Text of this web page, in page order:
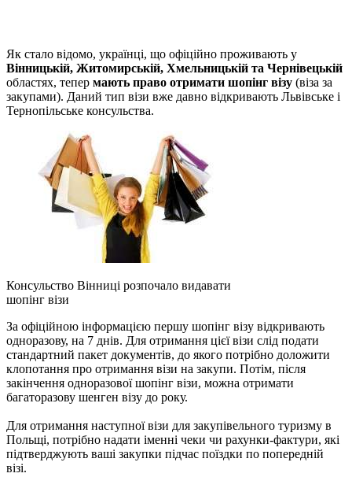
Як стало відомо, українці, що офіційно проживають у
Вінницькій, Житомирській, Хмельницькій та Чернівецькій
областях, тепер мають право отримати шопінг візу (віза за
закупами). Даний тип візи вже давно відкривають Львівське і
Тернопільське консульства.
Консульство Вінниці розпочало видавати
шопінг візи
За офіційною інформацією першу шопінг візу відкривають
одноразову, на 7 днів. Для отримання цієї візи слід подати
стандартний пакет документів, до якого потрібно доложити
клопотання про отримання візи на закупи. Потім, після
закінчення одноразової шопінг візи, можна отримати
багаторазову шенген візу до року.
Для отримання наступної візи для закупівельного туризму в
Польщі, потрібно надати іменні чеки чи рахунки-фактури, які
підтверджують ваші закупки підчас поїздки по попередній
візі.